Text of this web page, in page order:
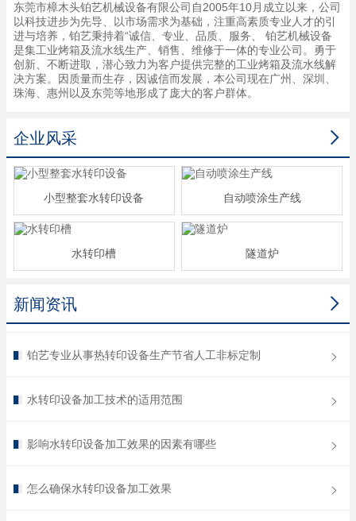
东莞市樟木头铂艺机械设备有限公司自2005年10月成立以来，公司
以科技进步为先导、以市场需求为基础，注重高素质专业人才的引
进与培养，铂艺秉持着“诚信、专业、品质、服务、 铂艺机械设备
是集工业烤箱及流水线生产、销售、维修于一体的专业公司。勇于
创新、不断进取，潜心致力为客户提供完整的工业烤箱及流水线解
决方案。因质量而生存，因诚信而发展，本公司现在广州、深圳、
珠海、惠州以及东莞等地形成了庞大的客户群体。

企业风采
小型整套水转印设备 自动喷涂生产线
水转印槽 隧道炉

新闻资讯
铂艺专业从事热转印设备生产节省人工非标定制
水转印设备加工技术的适用范围
影响水转印设备加工效果的因素有哪些
怎么确保水转印设备加工效果